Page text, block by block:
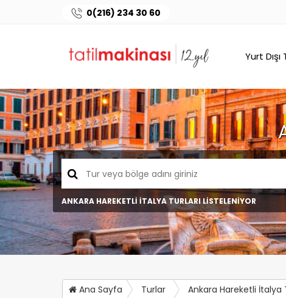
0(216) 234 30 60
Yurt Dışı
ANKARA HAREKETLİ İTALYA TURLARI LİSTELENİYOR
Ana Sayfa Turlar Ankara Hareketli İtalya